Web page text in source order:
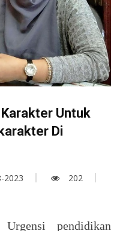
Untuk
Di
2023
202
Urgensi pendidikan